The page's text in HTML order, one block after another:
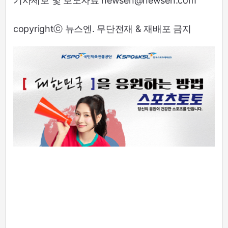
copyrightⓒ 뉴스엔. 무단전재 & 재배포 금지